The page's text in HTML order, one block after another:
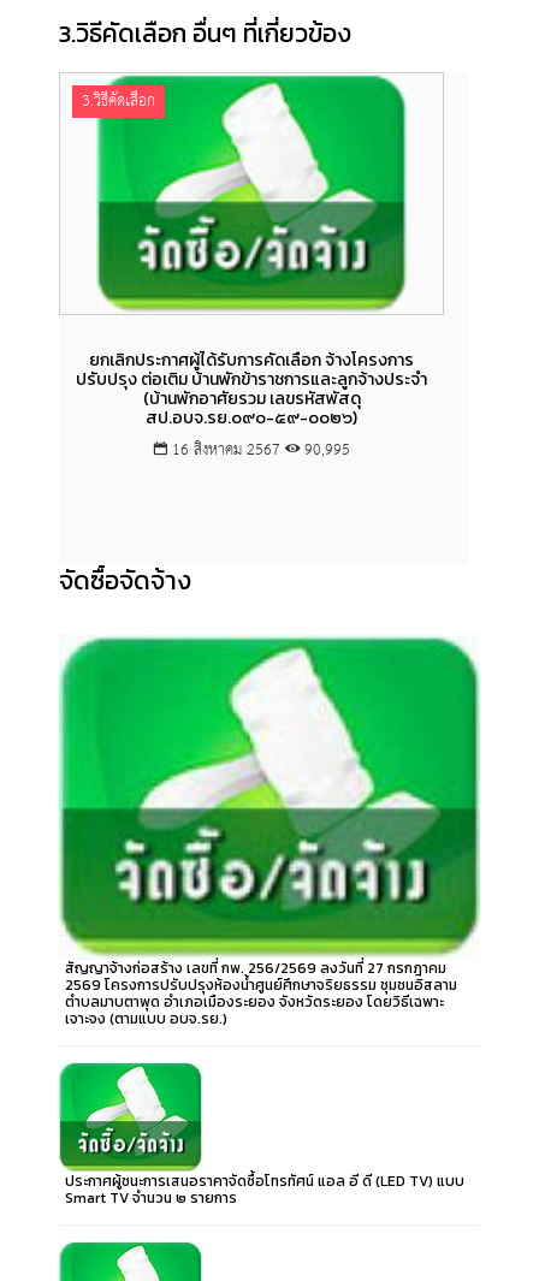
3.วิธีคัดเลือก อื่นๆ ที่เกี่ยวข้อง
3.วิธีคัดเลือก
ยกเลิกประกาศผู้ได้รับการคัดเลือก จ้างโครงการ
ปรับปรุง ต่อเติม บ้านพักข้าราชการและลูกจ้างประจำ
(บ้านพักอาศัยรวม เลขรหัสพัสดุ
สป.อบจ.รย.๐๙๐-๕๙-๐๐๒๖)
16 สิงหาคม 2567 90,995
จัดซื้อจัดจ้าง
สัญญาจ้างก่อสร้าง เลขที่ กพ. 256/2569 ลงวันที่ 27 กรกฎาคม
2569 โครงการปรับปรุงห้องน้ำศูนย์ศึกษาจริยธรรม ชุมชนอิสลาม
ตำบลมาบตาพุด อำเภอเมืองระยอง จังหวัดระยอง โดยวิธีเฉพาะ
เจาะจง (ตามแบบ อบจ.รย.)
ประกาศผู้ชนะการเสนอราคาจัดซื้อโทรทัศน์ แอล อี ดี (LED TV) แบบ
Smart TV จำนวน ๒ รายการ